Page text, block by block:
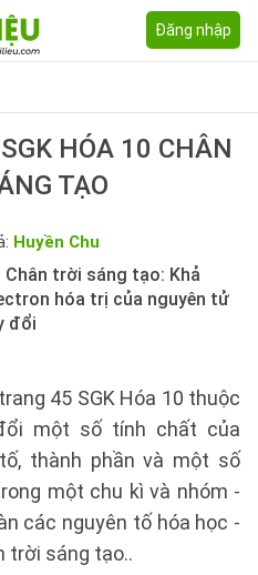
Đăng nhập
HÓA 10 CHÂN
TẠO
Huyền Chu
Chân trời sáng tạo: Khả
hóa trị của nguyên tử
đổi
45 SGK Hóa 10 thuộc
một số tính chất của
thành phần và một số
một chu kì và nhóm -
các nguyên tố hóa học -
trời sáng tạo..